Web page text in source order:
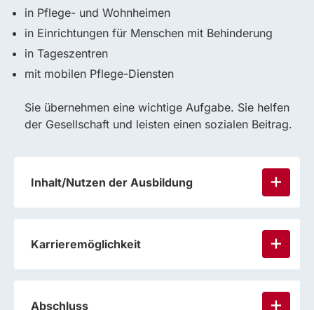
in Pflege- und Wohnheimen
in Einrichtungen für Menschen mit Behinderung
in Tageszentren
mit mobilen Pflege-Diensten
Sie übernehmen eine wichtige Aufgabe. Sie helfen
der Gesellschaft und leisten einen sozialen Beitrag.
Inhalt/Nutzen der Ausbildung
Theorie
Karrieremöglichkeit
Abschluss